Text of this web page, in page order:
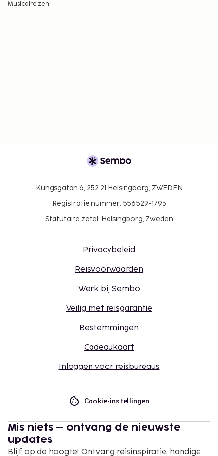
Musicalreizen
Kungsgatan 6, 252 21 Helsingborg, ZWEDEN
Registratie nummer: 556529-1795
Statutaire zetel: Helsingborg, Zweden
Privacybeleid
Reisvoorwaarden
Werk bij Sembo
Veilig met reisgarantie
Bestemmingen
Cadeaukaart
Inloggen voor reisbureaus
Cookie-instellingen
Mis niets – ontvang de nieuwste
updates
Blijf op de hoogte! Ontvang reisinspiratie, handige